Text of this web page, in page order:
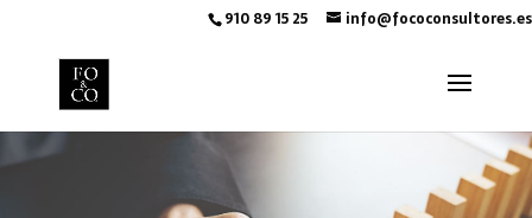
910 89 15 25 info@fococonsultores.es